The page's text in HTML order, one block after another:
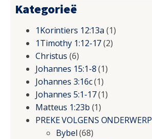
Kategorieë
1Korintiers 12:13a (1)
1Timothy 1:12-17(2)
Christus (6)
Johannes 15:1-8(1)
Johannes 3:16c(1)
Johannes 5:1-17(1)
Matteus 1:23b (1)
PREKE VOLGENS ONDERWERP
Bybel(68)